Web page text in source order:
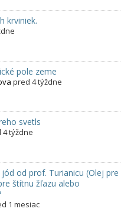
krviniek.
pole zeme
pred 4 týždne
svetls
4 týždne
od prof. Turianicu (Olej pre
štítnu žľazu alebo
1 mesiac